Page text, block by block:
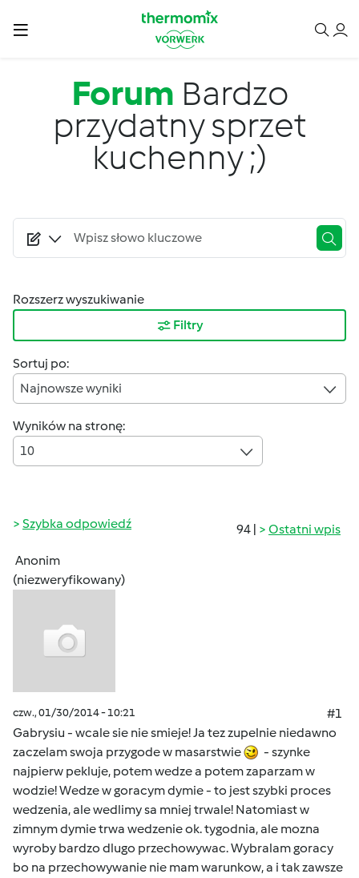
Forum Bardzo
przydatny sprzet
kuchenny ;)
Rozszerz wyszukiwanie
Filtry
Sortuj po:
Najnowsze wyniki
Wyników na stronę:
10
94 | Ostatni wpis
Szybka odpowiedź
Anonim
(niezweryfikowany)
czw., 01/30/2014 - 10:21
#1
Gabrysiu - wcale sie nie smieje! Ja tez zupelnie niedawno
zaczelam swoja przygode w masarstwie
- szynke
najpierw pekluje, potem wedze a potem zaparzam w
wodzie! Wedze w goracym dymie - to jest szybki proces
wedzenia, ale wedlimy sa mniej trwale! Natomiast w
zimnym dymie trwa wedzenie ok. tygodnia, ale mozna
wyroby bardzo dlugo przechowywac. Wybralam goracy
bo na przechowywanie nie mam warunkow, a i tak zawsze